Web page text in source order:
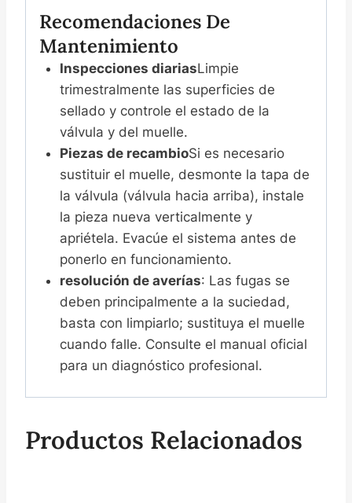
Recomendaciones De
Mantenimiento
Inspecciones diariasLimpie
trimestralmente las superficies de
sellado y controle el estado de la
válvula y del muelle.
Piezas de recambioSi es necesario
sustituir el muelle, desmonte la tapa de
la válvula (válvula hacia arriba), instale
la pieza nueva verticalmente y
apriétela. Evacúe el sistema antes de
ponerlo en funcionamiento.
resolución de averías: Las fugas se
deben principalmente a la suciedad,
basta con limpiarlo; sustituya el muelle
cuando falle. Consulte el manual oficial
para un diagnóstico profesional.
Productos Relacionados